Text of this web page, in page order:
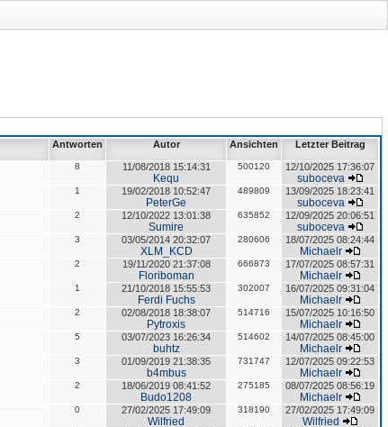
Antworten Autor Ansichten Letzter Beitrag
8 11/08/2018 15:14:31
Kequ
500120 12/10/2025 17:36:07
suboceva
1 19/02/2018 10:52:47
PeterGe
489809 13/09/2025 18:23:41
suboceva
2 12/10/2022 13:01:38
Sumire
635852 12/09/2025 20:06:51
suboceva
3 03/05/2014 20:32:07
XLM_KCD
280606 18/07/2025 08:24:44
Michaelr
2 19/11/2020 21:37:08
Floriboman
666873 17/07/2025 08:57:31
Michaelr
1 21/10/2018 15:55:53
Ferdi Fuchs
302007 16/07/2025 09:31:04
Michaelr
2 02/08/2018 18:38:07
Pytroxis
514716 15/07/2025 10:16:50
Michaelr
5 03/07/2023 16:26:34
buhtz
514602 14/07/2025 08:45:00
Michaelr
3 01/09/2019 21:38:35
b4mbus
731747 12/07/2025 09:22:53
Michaelr
2 18/06/2019 08:41:52
Budo1208
275185 08/07/2025 08:56:19
Michaelr
0 27/02/2025 17:49:09
Wilfried
318190 27/02/2025 17:49:09
Wilfried